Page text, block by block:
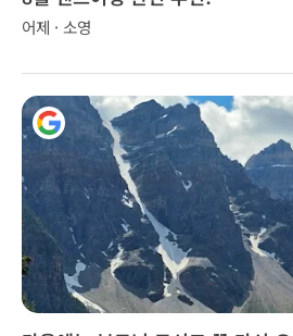
어제 · 소영